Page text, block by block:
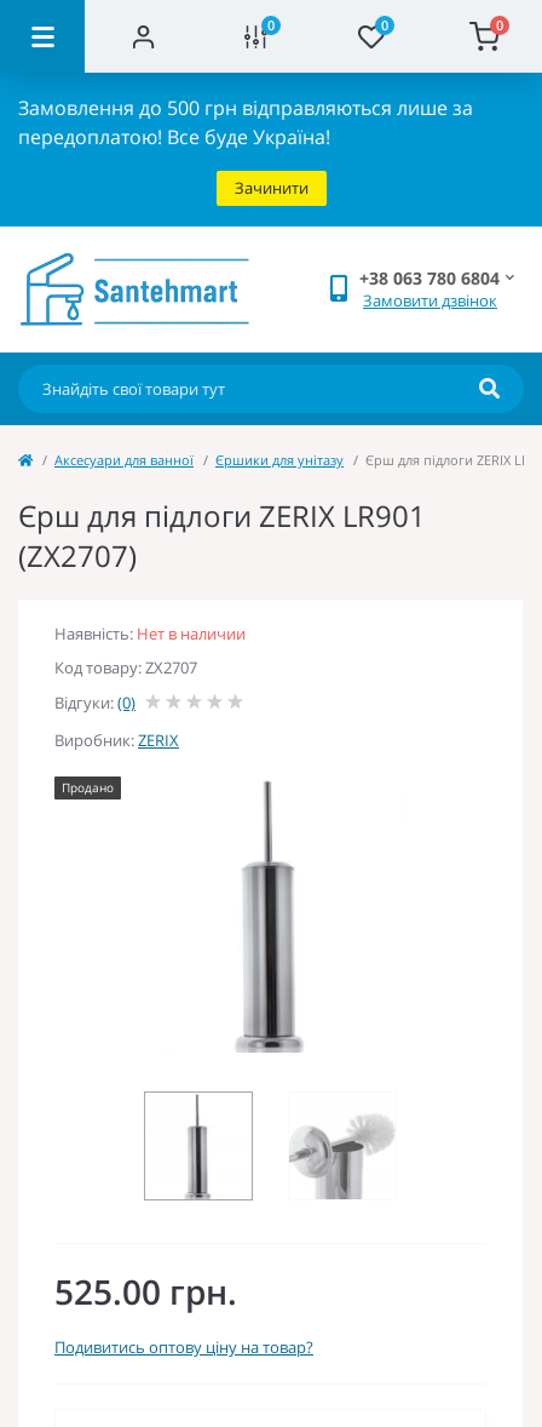
0 0 0
Замовлення до 500 грн відправляються лише за
передоплатою! Все буде Україна!
Зачинити
+38 063 780 6804
Замовити дзвінок
Аксесуари для ванної Єршики для унітазу Єрш для підлоги ZERIX
Єрш для підлоги ZERIX LR901
(ZX2707)
Наявність: Нет в наличии
Код товару: ZX2707
Відгуки:(0)
Виробник:ZERIX
Продано
525.00 грн.
Подивитись оптову ціну на товар?